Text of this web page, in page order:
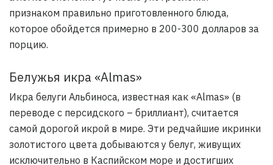
признаком правильно приготовленного блюда,
которое обойдется примерно в 200-300 долларов за
порцию.
Белужья икра «Almas»
Икра белуги Альбиноса, известная как «Almas» (в
переводе с персидского – бриллиант), считается
самой дорогой икрой в мире. Эти редчайшие икринки
золотистого цвета добываются у белуг, живущих
исключительно в Каспийском море и достигших